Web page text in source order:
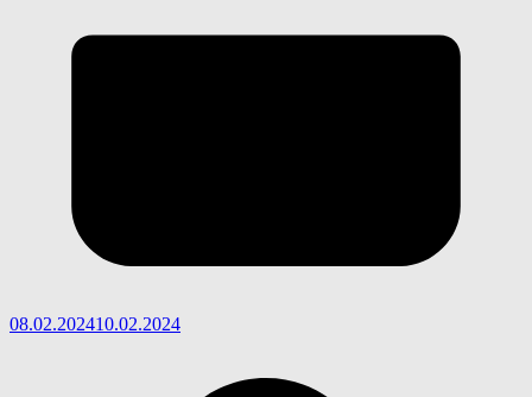
08.02.202410.02.2024